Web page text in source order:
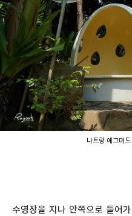
나트랑 에그머
수영장을 지나 안쪽으로 들어